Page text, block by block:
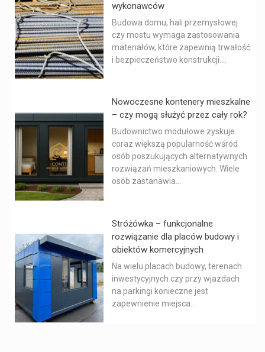
wykonawców
Budowa domu, hali przemysłowej
czy mostu wymaga zastosowania
materiałów, które zapewnią trwałość
i bezpieczeństwo konstrukcji....
Nowoczesne kontenery mieszkalne
– czy mogą służyć przez cały rok?
Budownictwo modułowe zyskuje
coraz większą popularność wśród
osób poszukujących alternatywnych
rozwiązań mieszkaniowych. Wiele
osób zastanawia...
Stróżówka – funkcjonalne
rozwiązanie dla placów budowy i
obiektów komercyjnych
Na wielu placach budowy, terenach
inwestycyjnych czy przy wjazdach
na parkingi konieczne jest
zapewnienie miejsca...